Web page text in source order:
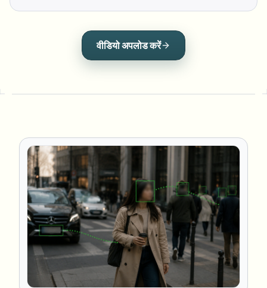
वीडियो अपलोड करें